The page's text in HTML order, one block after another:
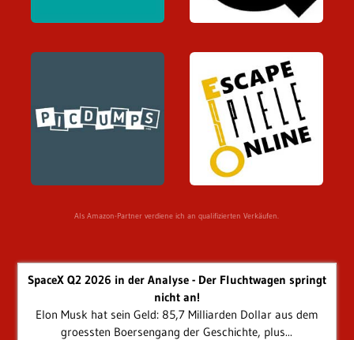
Als Amazon-Partner verdiene ich an qualifizierten Verkäufen.
SpaceX Q2 2026 in der Analyse - Der Fluchtwagen springt
nicht an!
Elon Musk hat sein Geld: 85,7 Milliarden Dollar aus dem
groessten Boersengang der Geschichte, plus...